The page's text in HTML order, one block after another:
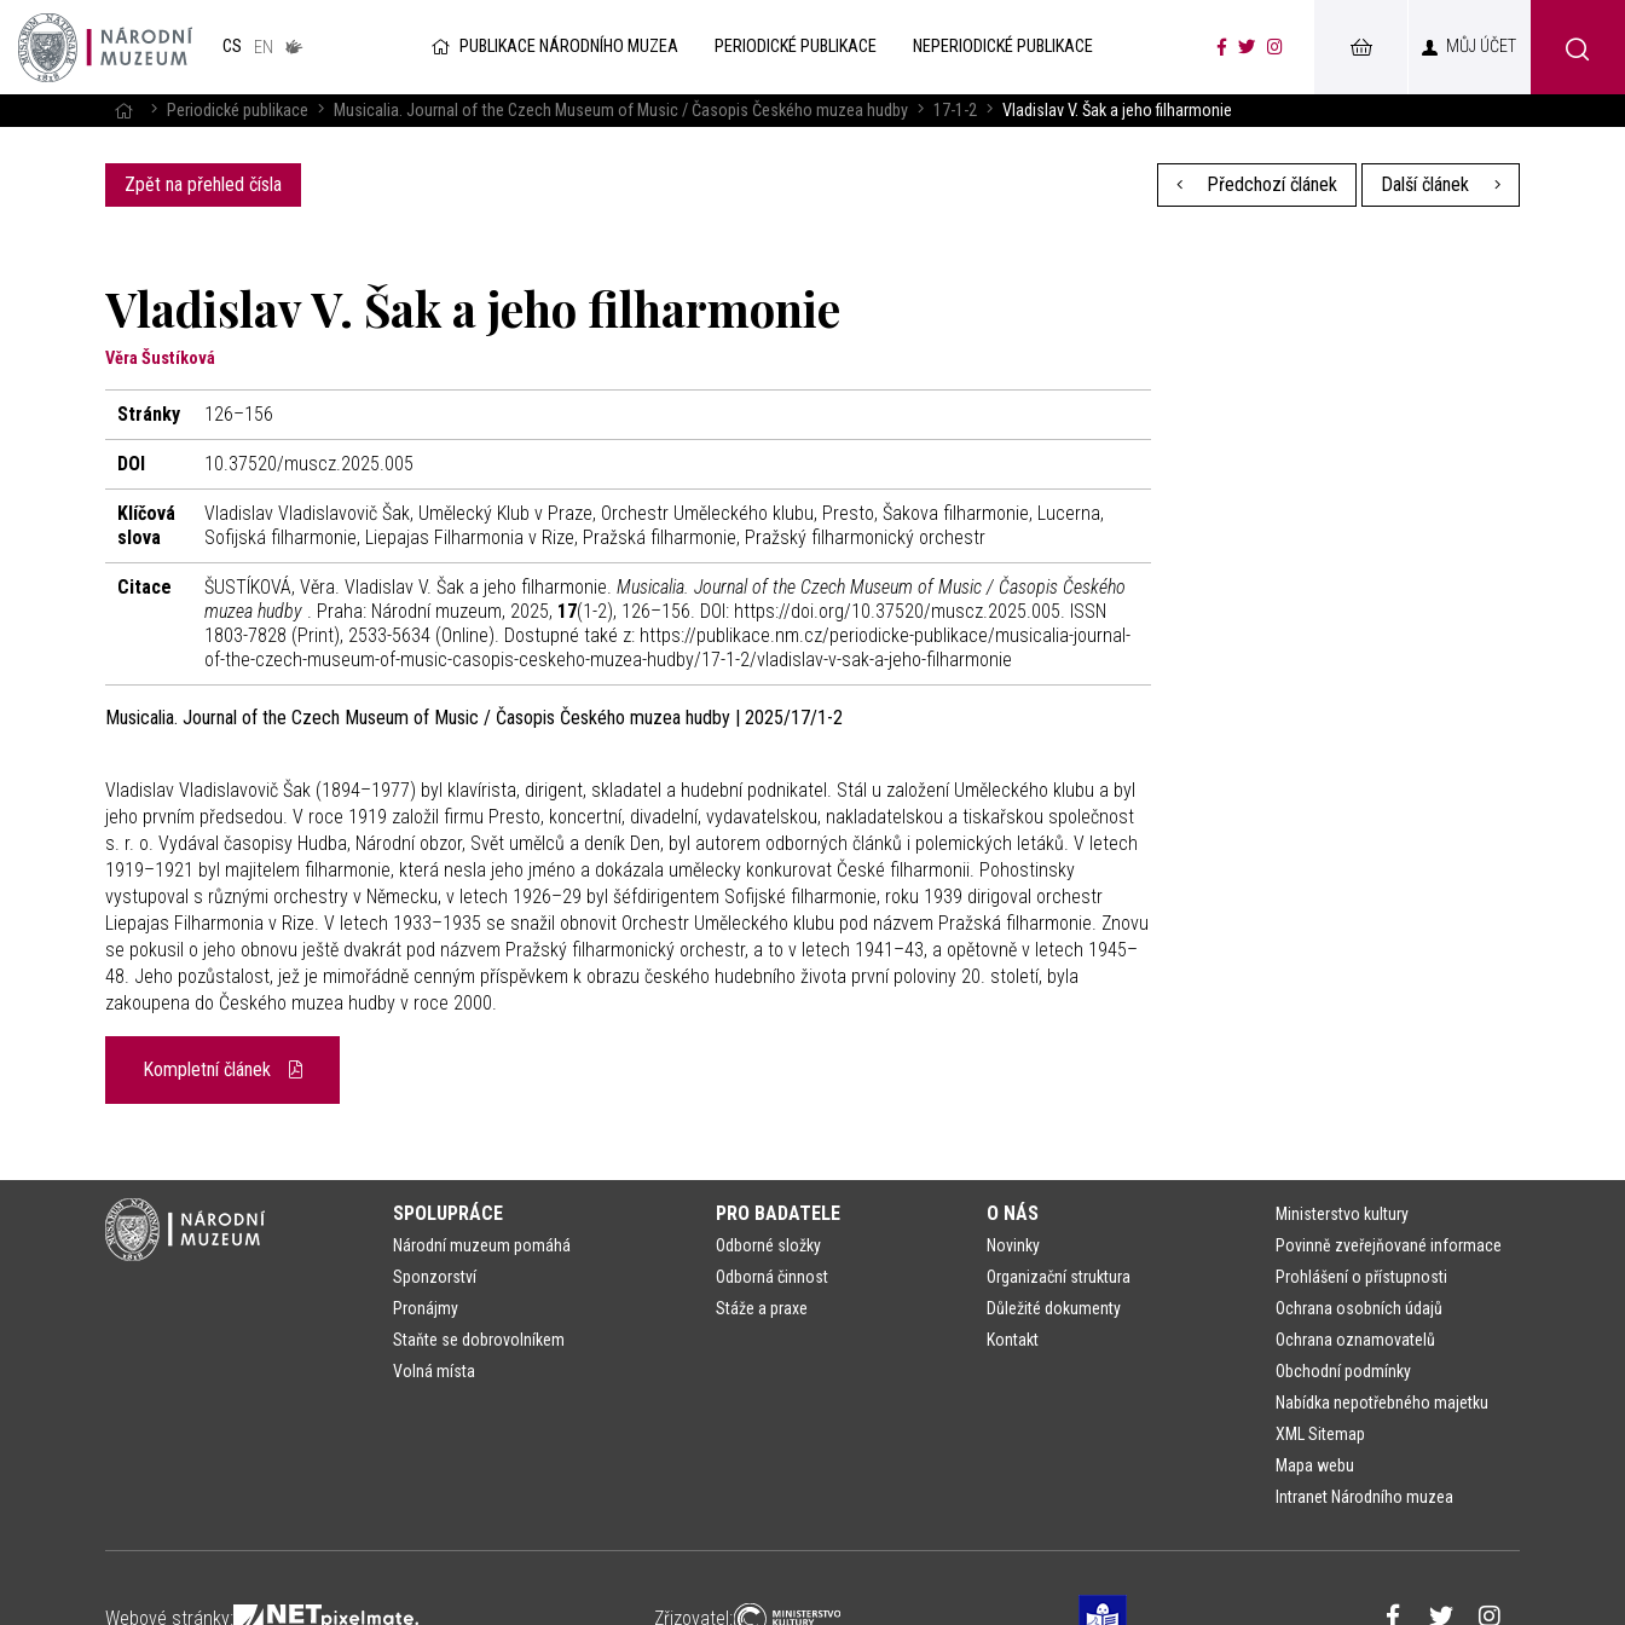
CS EN
v českém
PUBLIKACE NÁRODNÍHO MUZEA PERIODICKÉ PUBLIKACE NEPERIODICKÉ PUBLIKACE MŮJ ÚČET
Periodické publikace Musicalia. Journal of the Czech Museum of Music / Časopis Českého muzea hudby 17-1-2 Vladislav V. Šak a jeho filharmonie
Zpět na přehled čísla Předchozí článek Další článek
Vladislav V. Šak a jeho filharmonie
Věra Šustíková
Stránky 126–156
DOI 10.37520/muscz.2025.005
Klíčová
slova
Vladislav Vladislavovič Šak, Umělecký Klub v Praze, Orchestr Uměleckého klubu, Presto, Šakova filharmonie, Lucerna,
Sofijská filharmonie, Liepajas Filharmonia v Rize, Pražská filharmonie, Pražský filharmonický orchestr
Citace ŠUSTÍKOVÁ, Věra. Vladislav V. Šak a jeho filharmonie. Musicalia. Journal of the Czech Museum of Music / Časopis Českého
muzea hudby . Praha: Národní muzeum, 2025, 17(1-2), 126–156. DOI: https://doi.org/10.37520/muscz.2025.005. ISSN
1803-7828 (Print), 2533-5634 (Online). Dostupné také z: https://publikace.nm.cz/periodicke-publikace/musicalia-journal-
of-the-czech-museum-of-music-casopis-ceskeho-muzea-hudby/17-1-2/vladislav-v-sak-a-jeho-filharmonie
Musicalia. Journal of the Czech Museum of Music / Časopis Českého muzea hudby | 2025/17/1-2
Vladislav Vladislavovič Šak (1894–1977) byl klavírista, dirigent, skladatel a hudební podnikatel. Stál u založení Uměleckého klubu a byl
jeho prvním předsedou. V roce 1919 založil firmu Presto, koncertní, divadelní, vydavatelskou, nakladatelskou a tiskařskou společnost
s. r. o. Vydával časopisy Hudba, Národní obzor, Svět umělců a deník Den, byl autorem odborných článků i polemických letáků. V letech
1919–1921 byl majitelem filharmonie, která nesla jeho jméno a dokázala umělecky konkurovat České filharmonii. Pohostinsky
vystupoval s různými orchestry v Německu, v letech 1926–29 byl šéfdirigentem Sofijské filharmonie, roku 1939 dirigoval orchestr
Liepajas Filharmonia v Rize. V letech 1933–1935 se snažil obnovit Orchestr Uměleckého klubu pod názvem Pražská filharmonie. Znovu
se pokusil o jeho obnovu ještě dvakrát pod názvem Pražský filharmonický orchestr, a to v letech 1941–43, a opětovně v letech 1945–
48. Jeho pozůstalost, jež je mimořádně cenným příspěvkem k obrazu českého hudebního života první poloviny 20. století, byla
zakoupena do Českého muzea hudby v roce 2000.
Kompletní článek
SPOLUPRÁCE
Národní muzeum pomáhá
Sponzorství
Pronájmy
Staňte se dobrovolníkem
Volná místa
PRO BADATELE
Odborné složky
Odborná činnost
Stáže a praxe
O NÁS
Novinky
Organizační struktura
Důležité dokumenty
Kontakt
Ministerstvo kultury
Povinně zveřejňované informace
Prohlášení o přístupnosti
Ochrana osobních údajů
Ochrana oznamovatelů
Obchodní podmínky
Nabídka nepotřebného majetku
XML Sitemap
Mapa webu
Intranet Národního muzea
Webové stránky: Zřizovatel: